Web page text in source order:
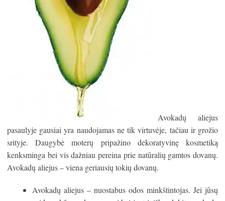
Avokadų aliejus
pasaulyje gausiai yra naudojamas ne tik virtuvėje, tačiau ir grožio
srityje. Daugybė moterų pripažino dekoratyvinę kosmetiką
kenksminga bei vis dažniau pereina prie natūralių gamtos dovanų.
Avokadų aliejus – viena geriausių tokių dovanų.
Avokadų aliejus – nuostabus odos minkštintojas. Jei jūsų